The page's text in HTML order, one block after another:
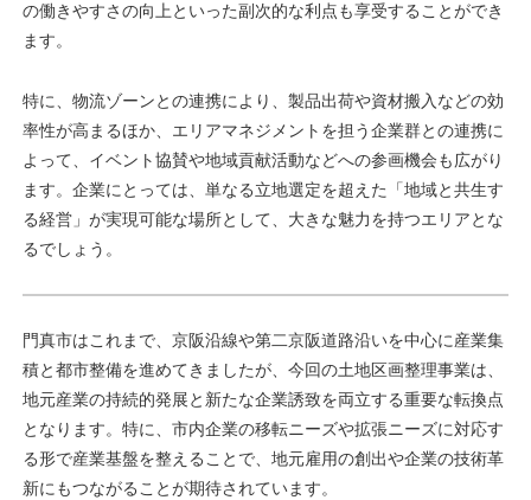
の働きやすさの向上といった副次的な利点も享受することができ
ます。
特に、物流ゾーンとの連携により、製品出荷や資材搬入などの効
率性が高まるほか、エリアマネジメントを担う企業群との連携に
よって、イベント協賛や地域貢献活動などへの参画機会も広がり
ます。企業にとっては、単なる立地選定を超えた「地域と共生す
る経営」が実現可能な場所として、大きな魅力を持つエリアとな
るでしょう。
門真市はこれまで、京阪沿線や第二京阪道路沿いを中心に産業集
積と都市整備を進めてきましたが、今回の土地区画整理事業は、
地元産業の持続的発展と新たな企業誘致を両立する重要な転換点
となります。特に、市内企業の移転ニーズや拡張ニーズに対応す
る形で産業基盤を整えることで、地元雇用の創出や企業の技術革
新にもつながることが期待されています。